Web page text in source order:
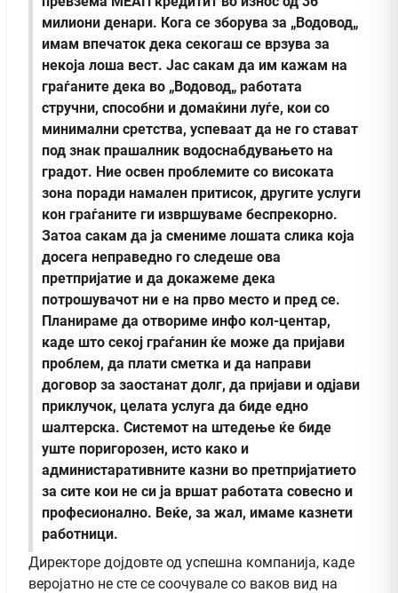
милиони денари. Кога се зборува за „Водовод„
имам впечаток дека секогаш се врзува за
некоја лоша вест. Јас сакам да им кажам на
граѓаните дека во „Водовод„ работата
стручни, способни и домаќини луѓе, кои со
минимални сретства, успеваат да не го стават
под знак прашалник водоснабдувањето на
градот. Ние освен проблемите со високата
зона поради намален притисок, другите услуги
кон граѓаните ги извршуваме беспрекорно.
Затоа сакам да ја смениме лошата слика која
досега неправедно го следеше ова
претпријатие и да докажеме дека
потрошувачот ни е на прво место и пред се.
Планираме да отвориме инфо кол-центар,
каде што секој граѓанин ќе може да пријави
проблем, да плати сметка и да направи
договор за заостанат долг, да пријави и одјави
приклучок, целата услуга да биде едно
шалтерска. Системот на штедење ќе биде
уште поригорозен, исто како и
администаративните казни во претпријатието
за сите кои не си ја вршат работата совесно и
професионално. Веќе, за жал, имаме казнети
работници.
Директоре дојдовте од успешна компанија, каде
веројатно не сте се соочувале со ваков вид на